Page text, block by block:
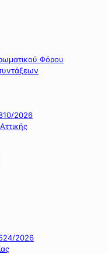
Φόρου
2026
2026